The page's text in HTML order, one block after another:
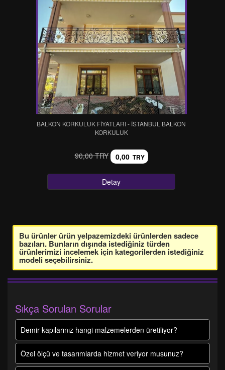
BALKON KORKULUK FİYATLARI - İSTANBUL BALKON
KORKULUK
90,00 TRY 0,00 TRY
Detay
Bu ürünler ürün yelpazemizdeki ürünlerden sadece
bazıları. Bunların dışında istediğiniz türden
ürünlerimizi incelemek için kategorilerden istediğiniz
modeli seçebilirsiniz.
Sıkça Sorulan Sorular
Demir kapılarınız hangi malzemelerden üretiliyor?
Özel ölçü ve tasarımlarda hizmet veriyor musunuz?